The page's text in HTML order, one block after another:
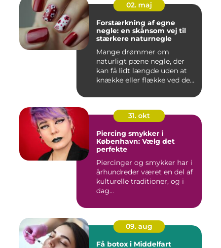
02. maj
Forstærkning af egne
negle: en skånsom vej til
stærkere naturnegle
Mange drømmer om
naturligt pæne negle, der
kan få lidt længde uden at
knække eller flække ved den
31. okt
Piercing smykker i
København: Vælg det
perfekte
Piercinger og smykker har i
århundreder været en del af
kulturelle traditioner, og i
dag...
09. aug
Få botox i Middelfart